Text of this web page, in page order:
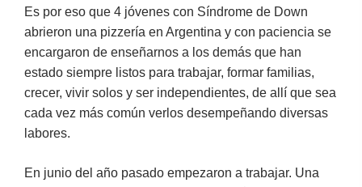
Es por eso que 4 jóvenes con Síndrome de Down
abrieron una pizzería en Argentina y con paciencia se
encargaron de enseñarnos a los demás que han
estado siempre listos para trabajar, formar familias,
crecer, vivir solos y ser independientes, de allí que sea
cada vez más común verlos desempeñando diversas
labores.
En junio del año pasado empezaron a trabajar. Una